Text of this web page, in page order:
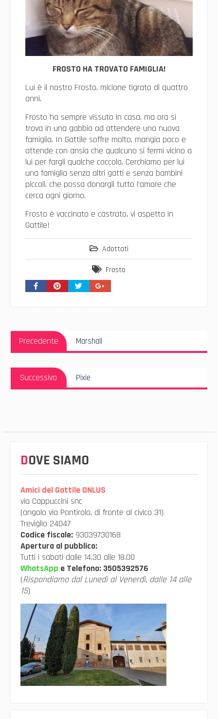
FROSTO HA TROVATO FAMIGLIA!
Lui è il nostro Frosto, micione tigrato di quattro
anni.
Frosto ha sempre vissuto in casa, ma ora si
trova in una gabbia ad attendere una nuova
famiglia. In Gattile soffre molto, mangia poco e
attende con ansia che qualcuno si fermi vicino a
lui per fargli qualche coccola. Cerchiamo per lui
una famiglia senza altri gatti e senza bambini
piccoli, che possa donargli tutto l’amore che
cerca ogni giorno.
Frosto è vaccinato e castrato, vi aspetta in
Gattile!
Adottati
Frosto
Navigazione
articoli
Precedente
Precedente:
Marshall
Successivo
Successivo:
Pixie
DOVE SIAMO
Amici del Gattile ONLUS
via Cappuccini snc
(angolo via Pontirolo, di fronte al civico 31)
Treviglio 24047
Codice fiscale:93039730168
Apertura al pubblico:
Tutti i sabati dalle 14.30 alle 18.00
WhatsApp e Telefono: 3505392576
(Rispondiamo dal Lunedì al Venerdì, dalle 14 alle
15)